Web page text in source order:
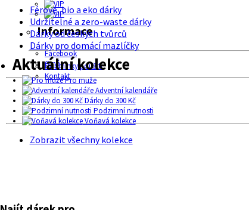
Informace
Facebook
O nás
Podmínky použití
Kontakt
Férové, bio a eko dárky
Udržitelné a zero-waste dárky
Dárky od českých tvůrců
Dárky pro domácí mazlíčky
Aktuální kolekce
Pro muže
Adventní kalendáře
Dárky do 300 Kč
Podzimní nutnosti
Voňavá kolekce
Zobrazit všechny kolekce